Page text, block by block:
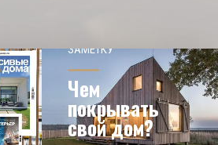
ЗАМЕТКУ
Чем
покрывать
свой дом?